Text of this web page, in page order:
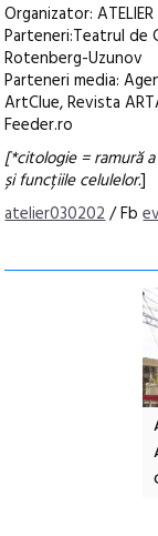
Organizator:
Parteneri:Teatrul de
Rotenberg-Uzunov
Parteneri media:
ArtClue, Revista
Feeder.ro
[*citologie = ramură
și funcțiile celulelor.]
atelier030202/ Fb